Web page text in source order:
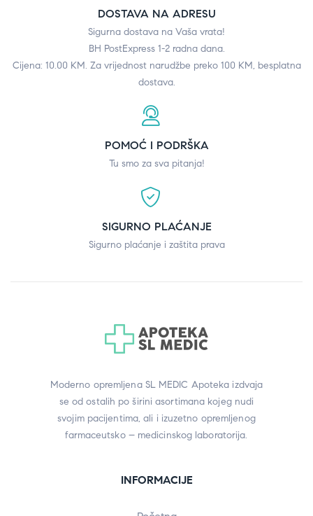
DOSTAVA NA ADRESU
Sigurna dostava na Vaša vrata!
BH PostExpress 1-2 radna dana.
Cijena: 10.00 KM. Za vrijednost narudžbe preko 100 KM, besplatna
dostava.
POMOĆ I PODRŠKA
Tu smo za sva pitanja!
SIGURNO PLAĆANJE
Sigurno plaćanje i zaštita prava
Moderno opremljena SL MEDIC Apoteka izdvaja
se od ostalih po širini asortimana kojeg nudi
svojim pacijentima, ali i izuzetno opremljenog
farmaceutsko – medicinskog laboratorija.
INFORMACIJE